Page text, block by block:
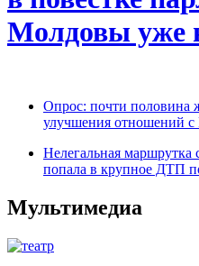
Молдовы уже
Опрос: почти половина
улучшения отношений с
Нелегальная
попала в крупное ДТП
Мультимедиа